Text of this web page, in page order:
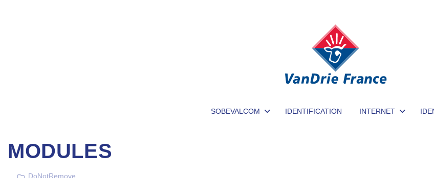
SOBEVALCOM IDENTIFICATION INTERNET
MODULES
DoNotRemove